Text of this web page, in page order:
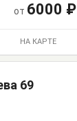
от 6000 ₽
НА КАРТЕ
69